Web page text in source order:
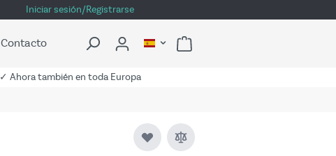
Iniciar sesión/Registrarse
Contacto
✓ Ahora también en toda Europa